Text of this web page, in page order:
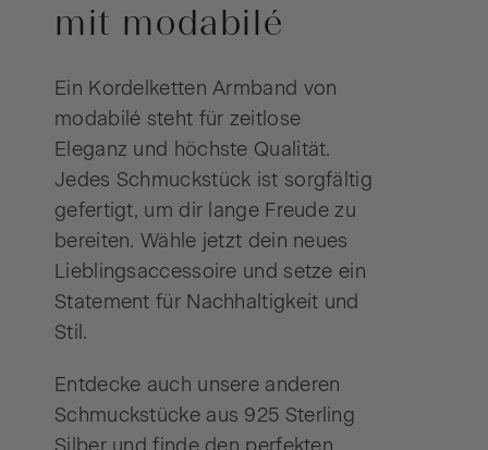
mit modabilé
Ein Kordelketten Armband von
modabilé steht für zeitlose
Eleganz und höchste Qualität.
Jedes Schmuckstück ist sorgfältig
gefertigt, um dir lange Freude zu
bereiten. Wähle jetzt dein neues
Lieblingsaccessoire und setze ein
Statement für Nachhaltigkeit und
Stil.
Entdecke auch unsere anderen
Schmuckstücke aus 925 Sterling
Silber und finde den perfekten